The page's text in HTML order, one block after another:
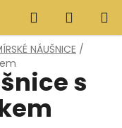
Hledat
KOŠÍK
NÁUŠNICE /
s